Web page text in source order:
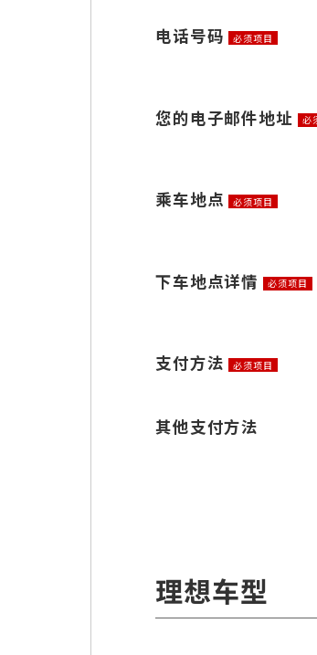
电话号码 必须项目
您的电子邮件地址 必
乘车地点 必须项目
下车地点详情 必须项目
支付方法 必须项目
其他支付方法
理想车型